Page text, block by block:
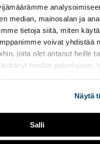
median, mainosalan ja
tietoja siitä, miten
voivat yhdistää
joita olet antanut heille
heidän palvelujaan.
Näytä
Salli